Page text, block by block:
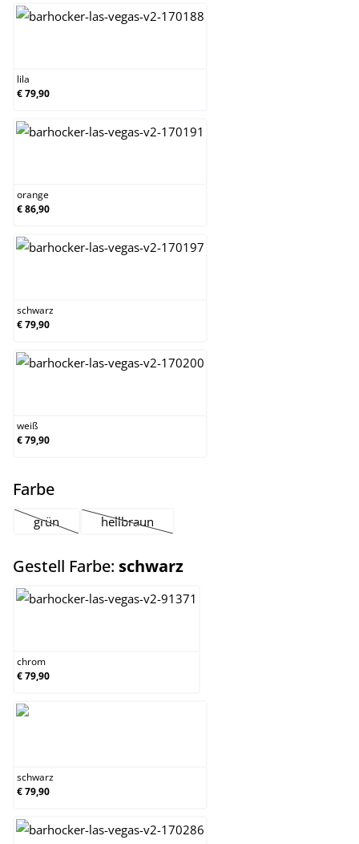
lila
€ 79,90
orange
€ 86,90
schwarz
€ 79,90
weiß
€ 79,90
Farbeauswählen
grün
(Diese Option ist zurzeit nicht verfügbar.)
hellbraun
(Diese Option ist zurzeit nicht verfügbar.)
Gestell Farbe: schwarzauswählen
chrom
€ 79,90
schwarz
€ 79,90